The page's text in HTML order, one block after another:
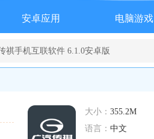
安卓应用 电脑游戏
祺手机互联软件 6.1.0安卓版
大小： 355.2M
语言： 中文